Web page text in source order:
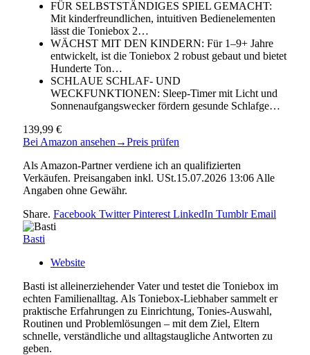
FÜR SELBSTSTÄNDIGES SPIEL GEMACHT:
Mit kinderfreundlichen, intuitiven Bedienelementen
lässt die Toniebox 2…
WÄCHST MIT DEN KINDERN: Für 1–9+ Jahre
entwickelt, ist die Toniebox 2 robust gebaut und bietet
Hunderte Ton…
SCHLAUE SCHLAF- UND
WECKFUNKTIONEN: Sleep-Timer mit Licht und
Sonnenaufgangswecker fördern gesunde Schlafge…
139,99 €
Bei Amazon ansehen →Preis prüfen
Als Amazon-Partner verdiene ich an qualifizierten
Verkäufen. Preisangaben inkl. USt.15.07.2026 13:06 Alle
Angaben ohne Gewähr.
Share. Facebook Twitter Pinterest LinkedIn Tumblr Email
Basti
Website
Basti ist alleinerziehender Vater und testet die Toniebox im
echten Familienalltag. Als Toniebox-Liebhaber sammelt er
praktische Erfahrungen zu Einrichtung, Tonies-Auswahl,
Routinen und Problemlösungen – mit dem Ziel, Eltern
schnelle, verständliche und alltagstaugliche Antworten zu
geben.